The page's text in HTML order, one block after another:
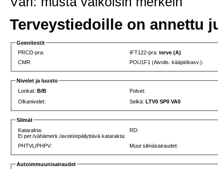
Terveystiedoille on annettu
Geenitestit
PRCD-pra:
IFT122-pra:terve (A)
CMR:
POU1F1 (Aivolis. kääpiökasv.):
Nivelet ja luusto
Lonkat:B/B
Polvet:
Olkanivelet:
Selkä:LTV0 SP0 VA0
Silmät
Katarakta:
Ei per./vähämerk./avoin/epäilyttävä katarakta:
RD:
PHTVL/PHPV: Muut silmäsairaudet:
Autoimmuunisairaudet